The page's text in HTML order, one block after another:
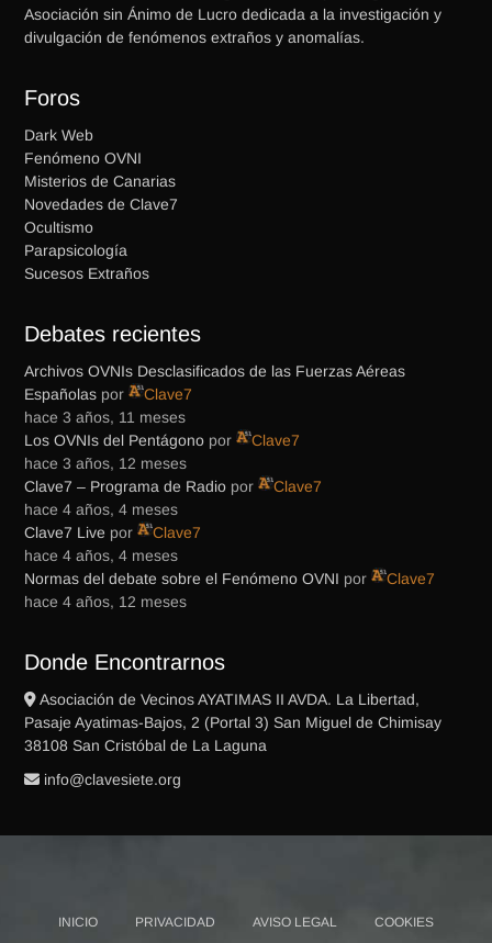
Asociación sin Ánimo de Lucro dedicada a la investigación y
divulgación de fenómenos extraños y anomalías.
Foros
Dark Web
Fenómeno OVNI
Misterios de Canarias
Novedades de Clave7
Ocultismo
Parapsicología
Sucesos Extraños
Debates recientes
Archivos OVNIs Desclasificados de las Fuerzas Aéreas
Españolas por
Clave7
hace 3 años, 11 meses
Los OVNIs del Pentágono por
Clave7
hace 3 años, 12 meses
Clave7 – Programa de Radio por
Clave7
hace 4 años, 4 meses
Clave7 Live por
Clave7
hace 4 años, 4 meses
Normas del debate sobre el Fenómeno OVNI por
Clave7
hace 4 años, 12 meses
Donde Encontrarnos
Asociación de Vecinos AYATIMAS II AVDA. La Libertad,
Pasaje Ayatimas-Bajos, 2 (Portal 3) San Miguel de Chimisay
38108 San Cristóbal de La Laguna
gro.eteisevalc@ofni
INICIO PRIVACIDAD AVISO LEGAL
COOKIES